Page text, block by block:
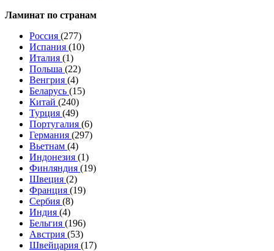
Ламинат по странам
Россия (277)
Испания (10)
Италия (1)
Польша (22)
Венгрия (4)
Беларусь (15)
Китай (240)
Турция (49)
Португалия (6)
Германия (297)
Вьетнам (4)
Индонезия (1)
Финляндия (19)
Швеция (2)
Франция (19)
Сербия (8)
Индия (4)
Бельгия (196)
Австрия (53)
Швейцария (17)